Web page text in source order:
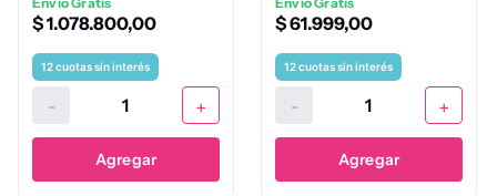
$1.078.800,00
12cuotas sin interés
- +
Agregar
$61.999,00
12cuotas sin interés
- +
Agregar